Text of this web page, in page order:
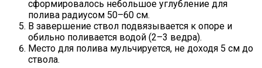
сформировалось небольшое углубление для
полива радиусом 50–60 см.
В завершение ствол подвязывается к опоре и
обильно поливается водой (2–3 ведра).
Место для полива мульчируется, не доходя 5 см до
ствола.